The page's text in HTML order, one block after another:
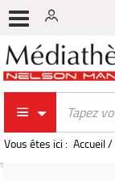
Vous êtes ici : Accueil/